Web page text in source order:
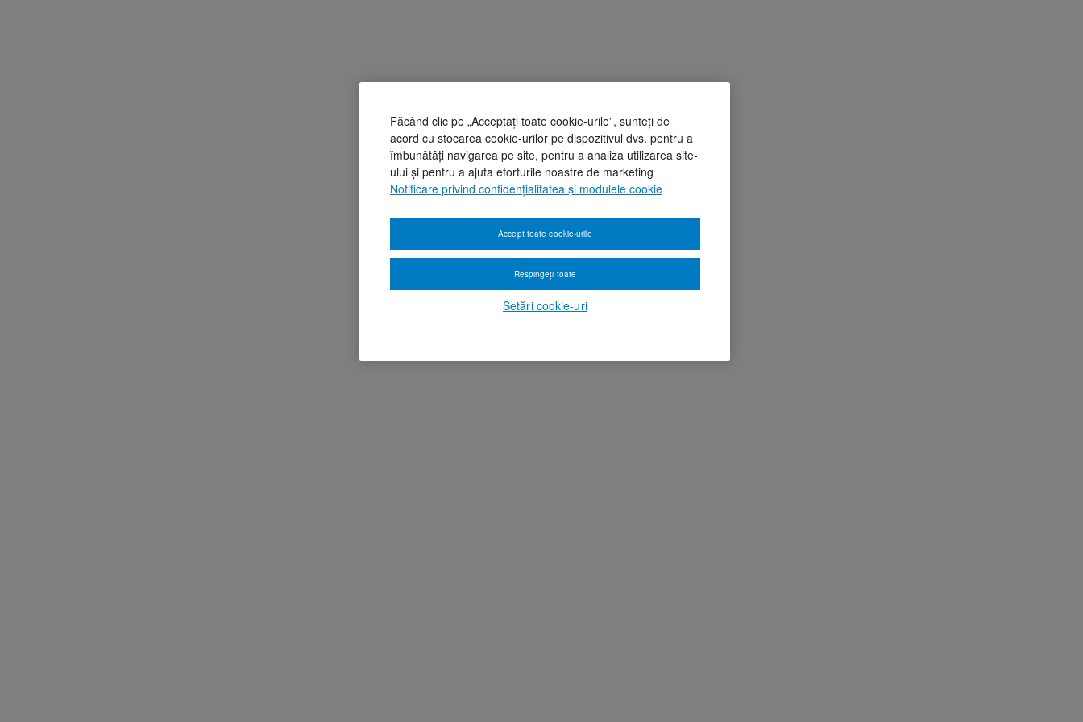
Făcând clic pe „Acceptați toate cookie-urile”, sunteți de
acord cu stocarea cookie-urilor pe dispozitivul dvs. pentru a
îmbunătăți navigarea pe site, pentru a analiza utilizarea site-
ului și pentru a ajuta eforturile noastre de marketing
Notificare privind confidențialitatea și modulele cookie
Setări cookie-uri
Respingeți toate
Accept toate cookie-urile